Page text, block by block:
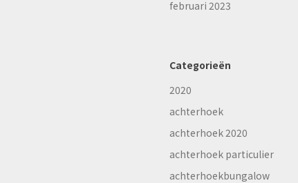
februari 2023
Categorieën
2020
achterhoek
achterhoek 2020
achterhoek particulier
achterhoekbungalow